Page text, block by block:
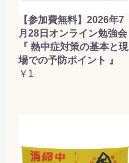
【参加費無料】2026年7
月28日オンライン勉強会
『 熱中症対策の基本と現
場での予防ポイント 』
￥1